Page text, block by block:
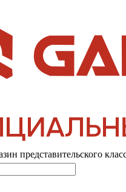
представительского